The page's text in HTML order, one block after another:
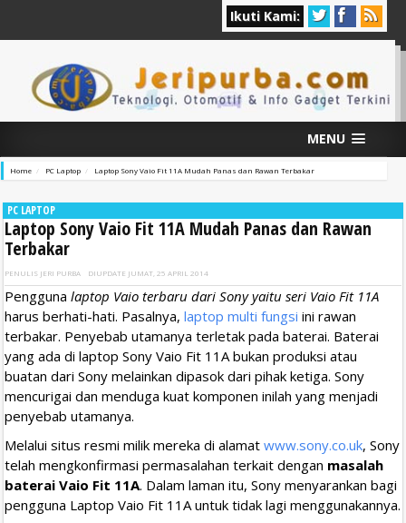
Ikuti Kami:
MENU
Home PC Laptop Laptop Sony Vaio Fit 11A Mudah Panas dan Rawan Terbakar
PC LAPTOP
Laptop Sony Vaio Fit 11A Mudah Panas dan Rawan
Terbakar
PENULIS JERI PURBA DIUPDATE JUMAT, 25 APRIL 2014
Pengguna laptop Vaio terbaru dari Sony yaitu seri Vaio Fit 11A
harus berhati-hati. Pasalnya, laptop multi fungsi ini rawan
terbakar. Penyebab utamanya terletak pada baterai. Baterai
yang ada di laptop Sony Vaio Fit 11A bukan produksi atau
buatan dari Sony melainkan dipasok dari pihak ketiga. Sony
mencurigai dan menduga kuat komponen inilah yang menjadi
penyebab utamanya.
Melalui situs resmi milik mereka di alamat www.sony.co.uk, Sony
telah mengkonfirmasi permasalahan terkait dengan masalah
baterai Vaio Fit 11A. Dalam laman itu, Sony menyarankan bagi
pengguna Laptop Vaio Fit 11A untuk tidak lagi menggunakannya.